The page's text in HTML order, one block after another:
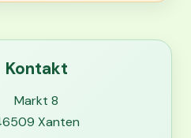
Kontakt
Markt 8
Xanten